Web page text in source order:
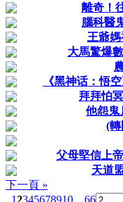
離奇！
腦科醫
王爺
大馬驚爆
《黑神话：悟
拜拜怕
他怨鬼
(轉
父母堅信上
天道
下一頁 »
1 2345678910 ... 66